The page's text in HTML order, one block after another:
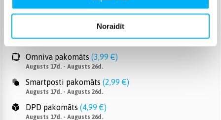
Noraidīt
Augusts 17d. - Augusts 26d.
3,99 €)
Omniva pakomāts (3,99 €)
Augusts 17d. - Augusts 26d.
Smartposti pakomāts (2,99 €)
Augusts 17d. - Augusts 26d.
DPD pakomāts (4,99 €)
Augusts 17d. - Augusts 26d.